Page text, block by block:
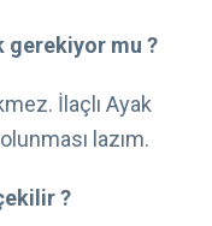
gerekiyor mu ?
İlaçlı Ayak
lazım.
?